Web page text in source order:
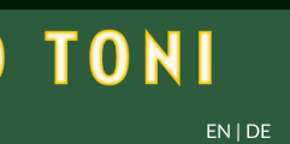
EN | DE